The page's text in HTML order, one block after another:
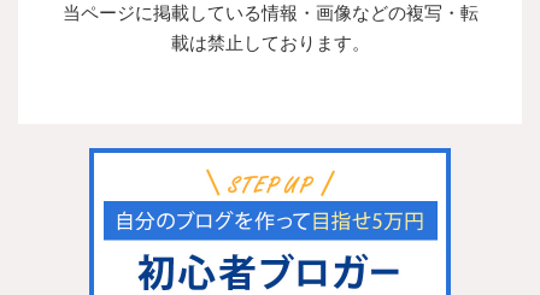
当ページに掲載している情報・画像などの複写・転
載は禁止しております。